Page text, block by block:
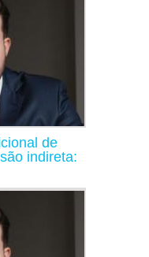
de
indireta: